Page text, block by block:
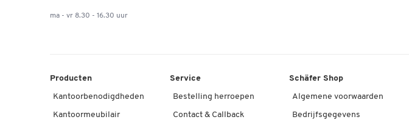
ma - vr 8.30 - 16.30 uur
Producten
Kantoorbenodigdheden
Kantoormeubilair
Service
Bestelling herroepen
Contact & Callback
Schäfer Shop
Algemene voorwaarden
Bedrijfsgegevens